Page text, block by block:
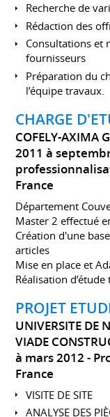
Recherche de
Rédaction des
Consultations et
fournisseurs
Préparation du
l’équipe travaux.
CHARGE
COFELY-AXIMA
2011 à
France
Département
Master 2 effectué
Création d'une
articles
Mise en place et
Réalisation
PROJET
UNIVERSITE DE
VIADE
à mars 2012
France
VISITE DE SITE
ANALYSE DES